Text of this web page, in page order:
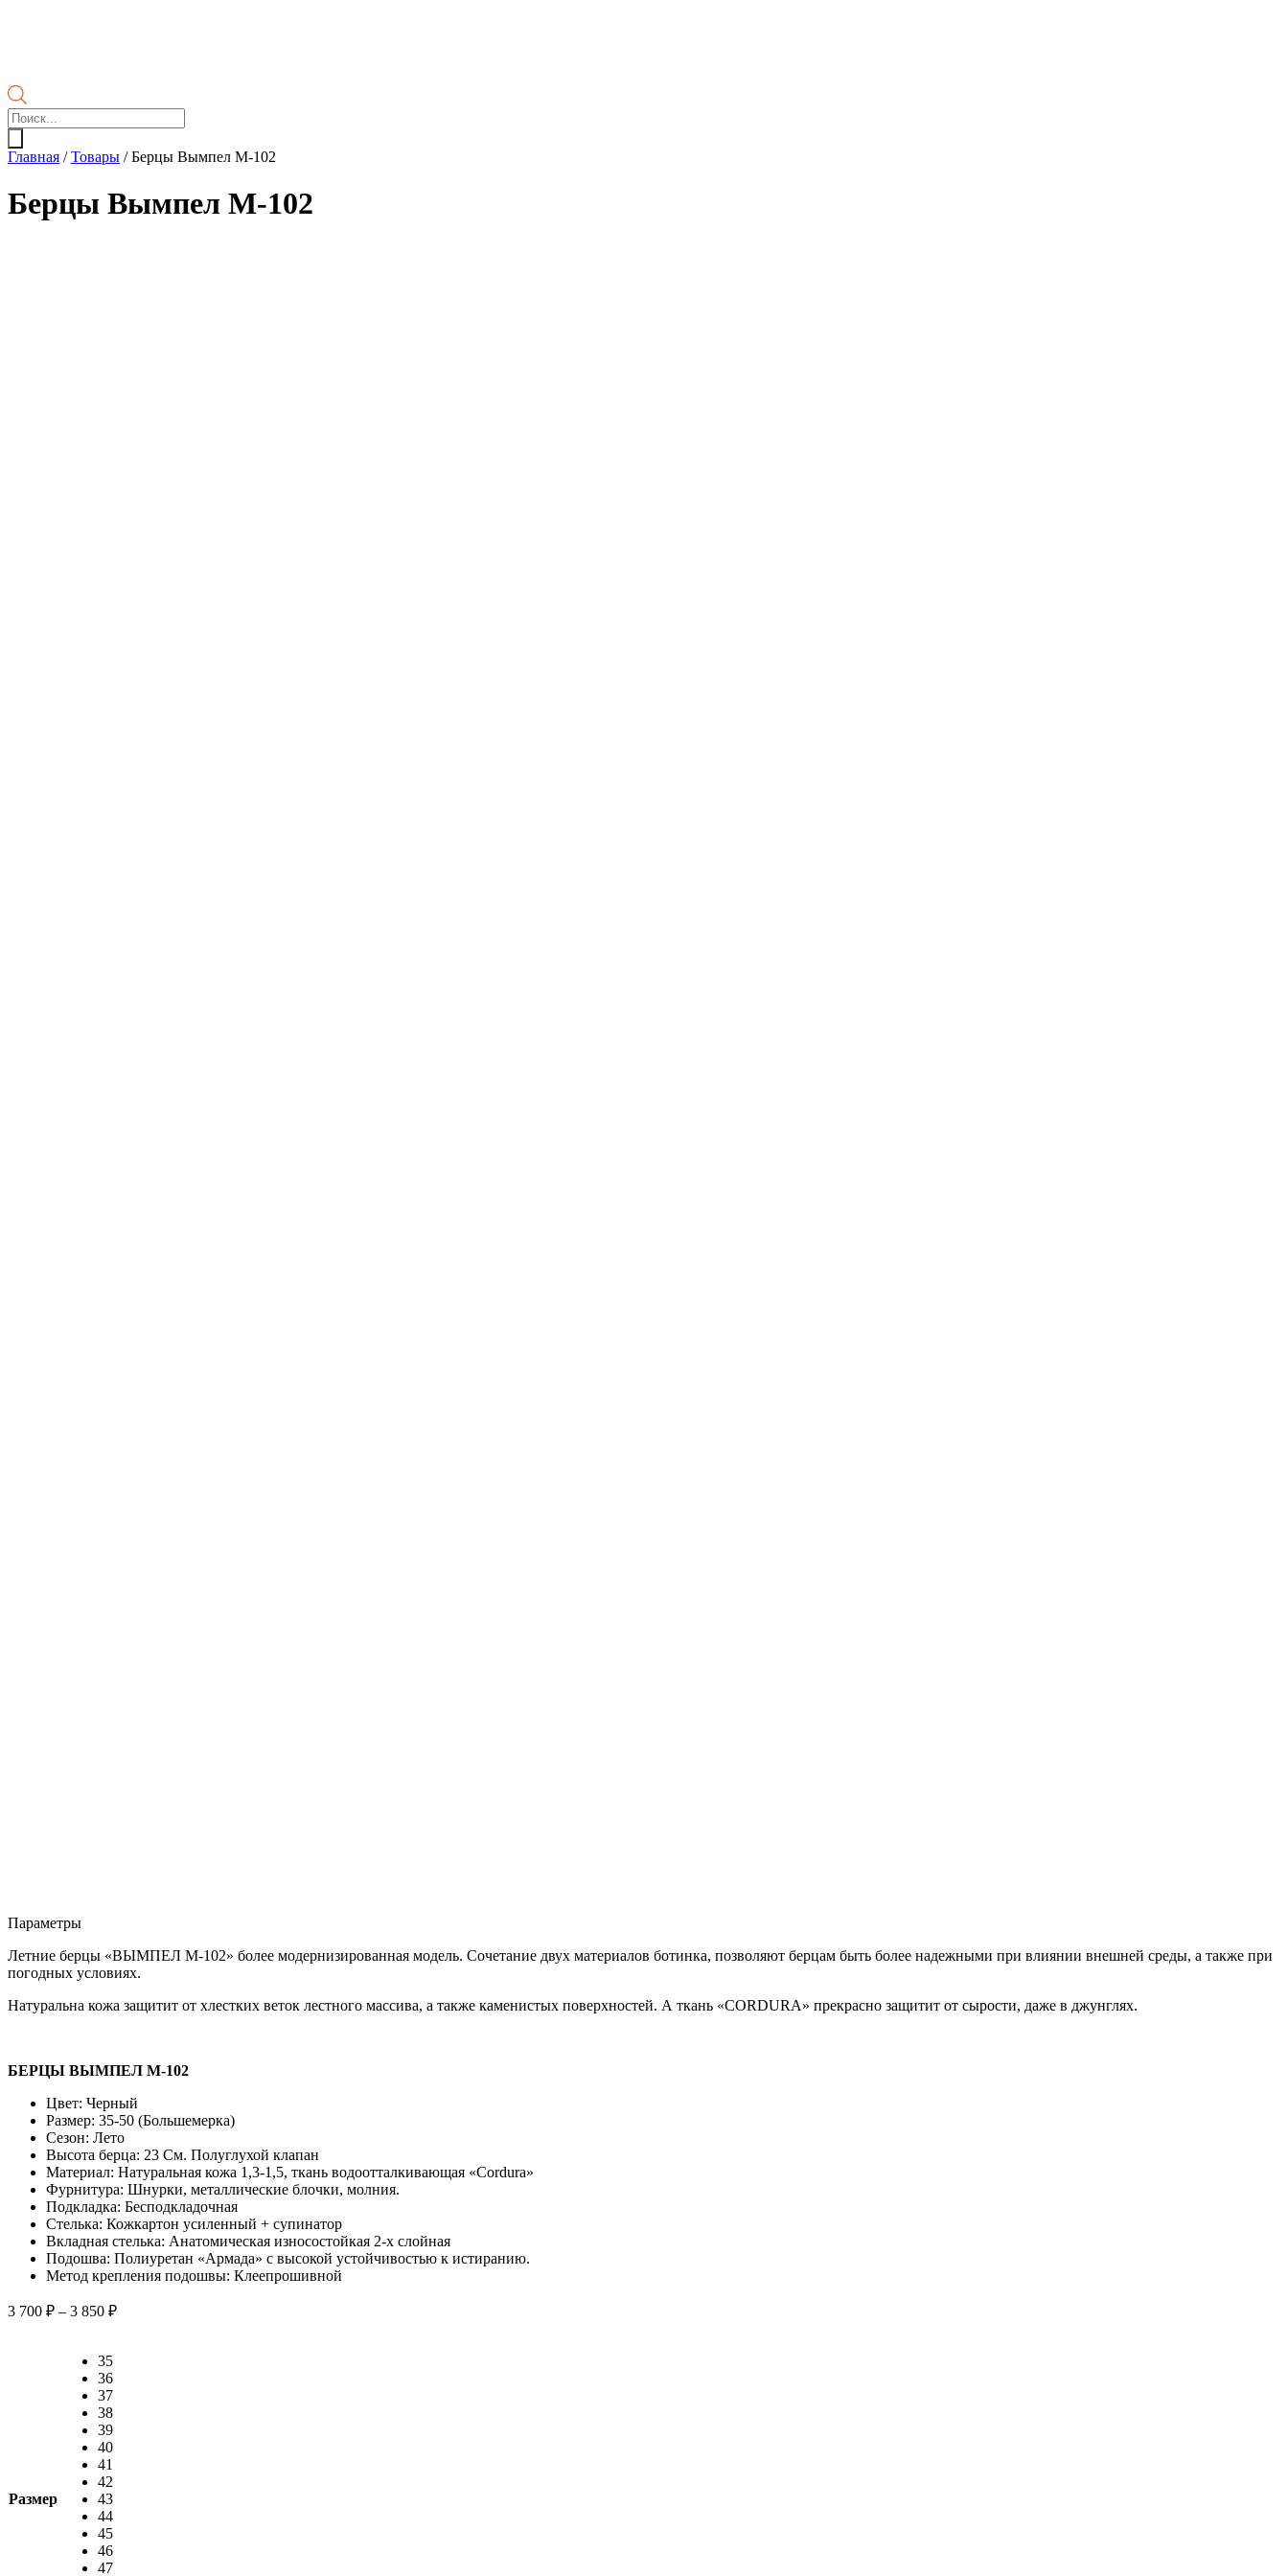
Поиск
товаров
Главная / Товары / Берцы Вымпел М-102
Берцы Вымпел М-102
Параметры
Летние берцы «ВЫМПЕЛ М-102» более модернизированная модель. Сочетание двух материалов ботинка, позволяют берцам быть более надежными при влиянии внешней среды, а также при
погодных условиях.
Натуральна кожа защитит от хлестких веток лестного массива, а также каменистых поверхностей. А ткань «CORDURA» прекрасно защитит от сырости, даже в джунглях.
БЕРЦЫ ВЫМПЕЛ М-102
Цвет: Черный
Размер: 35-50 (Большемерка)
Сезон: Лето
Высота берца: 23 См. Полуглухой клапан
Материал: Натуральная кожа 1,3-1,5, ткань водоотталкивающая «Cоrdura»
Фурнитура: Шнурки, металлические блочки, молния.
Подкладка: Бесподкладочная
Стелька: Кожкартон усиленный + супинатор
Вкладная стелька: Анатомическая износостойкая 2-х слойная
Подошва: Полиуретан «Армада» с высокой устойчивостью к истиранию.
Метод крепления подошвы: Клеепрошивной
3 700 ₽ – 3 850 ₽Диапазон
Размер
35
36
37
38
39
40
41
42
43
44
45
46
47